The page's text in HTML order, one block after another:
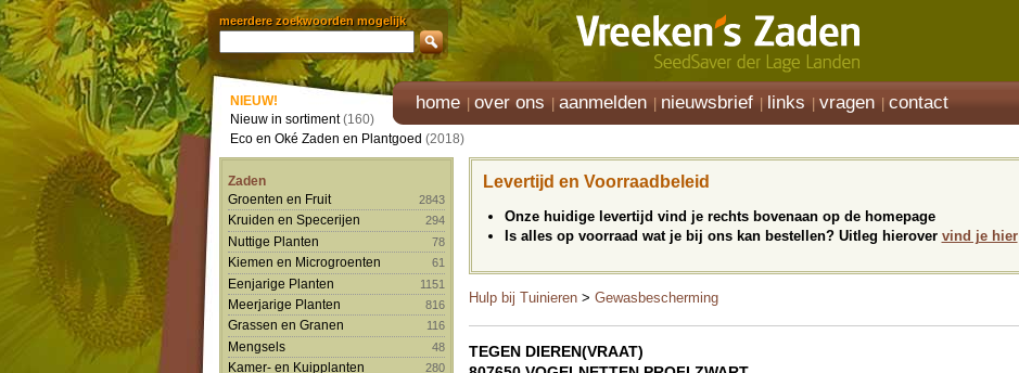
meerdere zoekwoorden mogelijk
home over ons aanmelden nieuwsbrief links vragen contact
NIEUW!
Nieuw in sortiment(160)
Eco en Oké Zaden en Plantgoed (2018)
Zaden
Groenten en Fruit
2843
Kruiden en Specerijen 294
Nuttige Planten 78
Kiemen en Microgroenten 61
Eenjarige Planten 1151
Meerjarige Planten 816
Grassen en Granen 116
Mengsels 48
Kamer- en Kuipplanten 280
Levertijd en Voorraadbeleid
Onze huidige levertijd vind je rechts bovenaan op de homepage
Is alles op voorraad wat je bij ons kan bestellen? Uitleg hierover vind je hier
Hulp bij Tuinieren > Gewasbescherming
TEGEN DIEREN(VRAAT)